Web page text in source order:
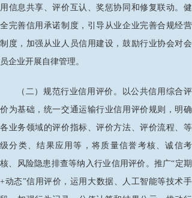
用信息共享、评价互认、奖惩协同和修复联动。健
全完善信用承诺制度，引导从业企业完善合规经营
制度，加强从业人员信用建设，鼓励行业协会对会
员企业开展自律管理。
（二）规范行业信用评价。以公共信用综合评
价为基础，统一交通运输行业信用评价规则，明确
各业务领域的评价指标、评价方法、评价流程、等
级分类、结果应用等，将质量信誉考核、诚信考
核、风险隐患排查等纳入行业信用评价。推广“定期
+动态”信用评价，运用大数据、人工智能等技术手